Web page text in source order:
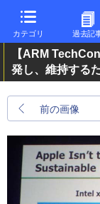
カテゴリ 過去記
【ARM
発し、維持する
前の画像